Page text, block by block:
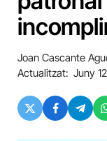
Joan Cascante
Actualitzat: Juny